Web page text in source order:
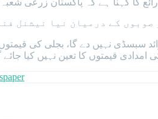
کے درمیان نیا نیشنل
سبسڈی نہیں دے گا، بجلی کی
قیمتوں کا تعین نہیں کیا